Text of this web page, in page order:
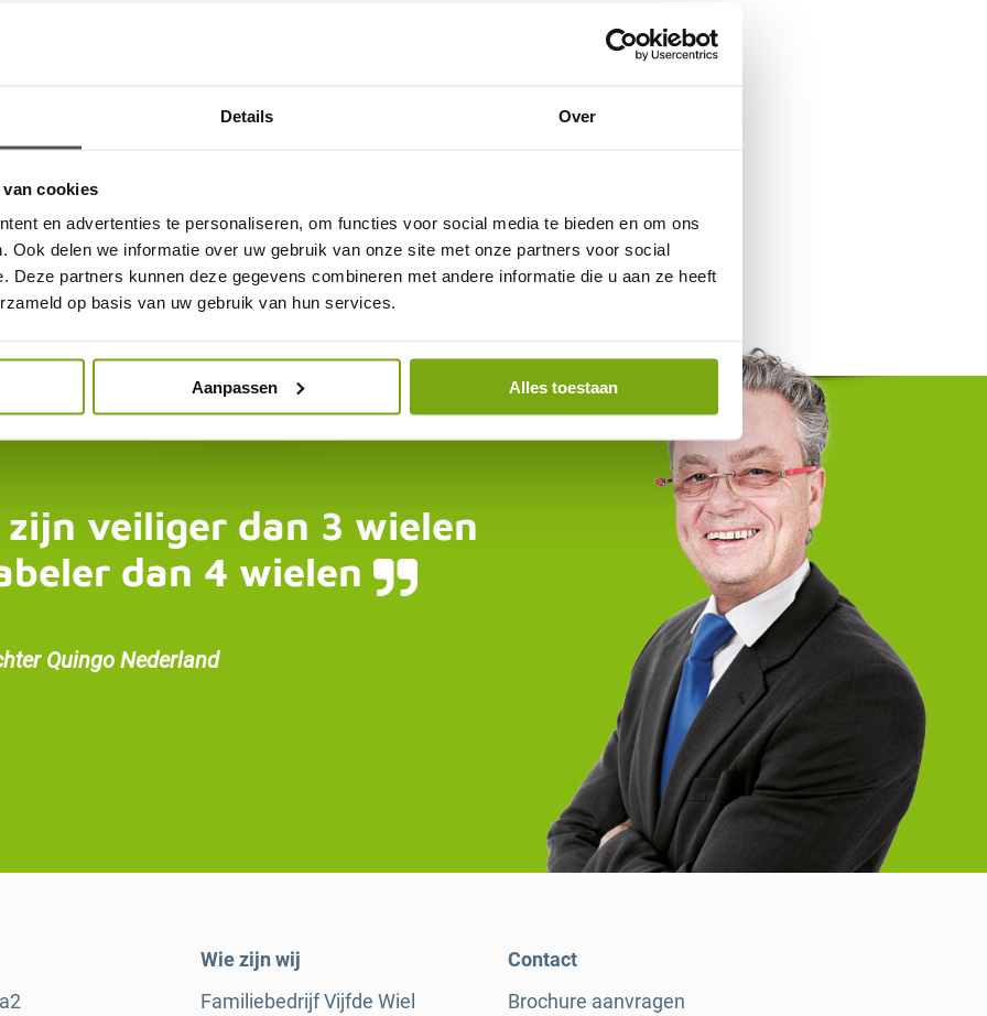
Details Over
cookies
en advertenties te personaliseren, om functies voor social media te bieden en om ons
Ook delen we informatie over uw gebruik van onze site met onze partners voor social
Deze partners kunnen deze gegevens combineren met andere informatie die u aan ze heeft
op basis van uw gebruik van hun services.
Aanpassen Alles toestaan
veiliger dan 3 wielen
dan 4 wielen
Quingo Nederland
Wie zijn wij
Familiebedrijf Vijfde Wiel
Contact
Brochure aanvragen